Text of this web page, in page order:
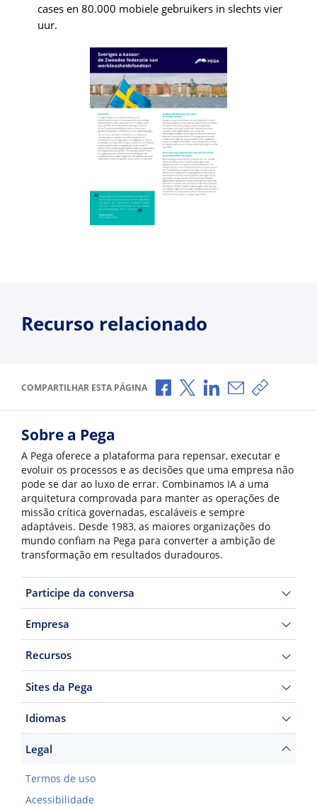
cases en 80.000 mobiele gebruikers in slechts vier
uur.
Recurso relacionado
COMPARTILHAR ESTA PÁGINA Compartilhar no Facebook
Compartilhar no X
Compartilhar no
Compartilhar
Copiar
Sobre a Pega
A Pega oferece a plataforma para repensar, executar e
evoluir os processos e as decisões que uma empresa não
pode se dar ao luxo de errar. Combinamos IA a uma
arquitetura comprovada para manter as operações de
missão crítica governadas, escaláveis e sempre
adaptáveis. Desde 1983, as maiores organizações do
mundo confiam na Pega para converter a ambição de
transformação em resultados duradouros.
Participe da conversa
Empresa
Recursos
Sites da Pega
Idiomas
Legal
Termos de uso
Acessibilidade